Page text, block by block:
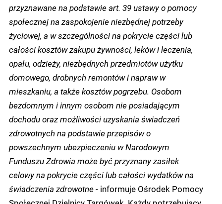
przyznawane na podstawie art. 39 ustawy o pomocy
społecznej na zaspokojenie niezbędnej potrzeby
życiowej, a w szczególności na pokrycie części lub
całości kosztów zakupu żywności, leków i leczenia,
opału, odzieży, niezbędnych przedmiotów użytku
domowego, drobnych remontów i napraw w
mieszkaniu, a także kosztów pogrzebu. Osobom
bezdomnym i innym osobom nie posiadającym
dochodu oraz możliwości uzyskania świadczeń
zdrowotnych na podstawie przepisów o
powszechnym ubezpieczeniu w Narodowym
Funduszu Zdrowia może być przyznany zasiłek
celowy na pokrycie części lub całości wydatków na
świadczenia zdrowotne - informuje Ośrodek Pomocy